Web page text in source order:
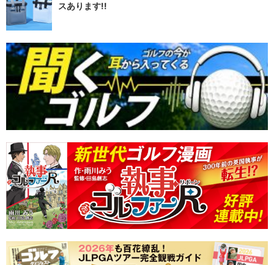
スあります!!